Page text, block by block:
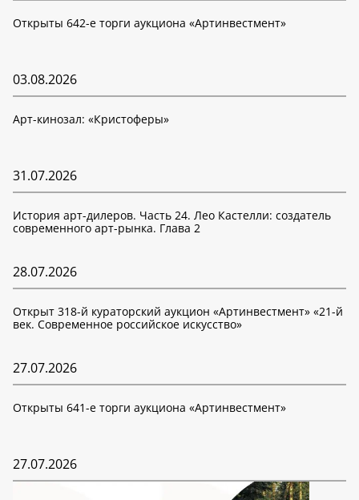
Открыты 642-е торги аукциона «Артинвестмент»
03.08.2026
Арт-кинозал: «Кристоферы»
31.07.2026
История арт-дилеров. Часть 24. Лео Кастелли: создатель
современного арт-рынка. Глава 2
28.07.2026
Открыт 318-й кураторский аукцион «Артинвестмент» «21-й
век. Современное российское искусство»
27.07.2026
Открыты 641-е торги аукциона «Артинвестмент»
27.07.2026